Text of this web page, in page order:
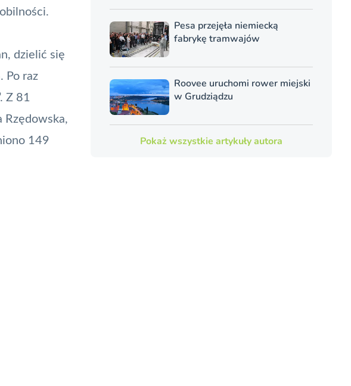
dzielić się
Po raz
Z 81
Rzędowska,
149
Pesa przejęła niemiecką
fabrykę tramwajów
Roovee uruchomi rower miejski
w Grudziądzu
Pokaż wszystkie artykuły autora